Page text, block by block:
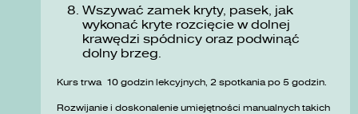
Wszywać zamek kryty, pasek, jak
wykonać kryte rozcięcie w dolnej
krawędzi spódnicy oraz podwinąć
dolny brzeg.
Kurs trwa 10 godzin lekcyjnych, 2 spotkania po 5 godzin.
Rozwijanie i doskonalenie umiejętności manualnych takich